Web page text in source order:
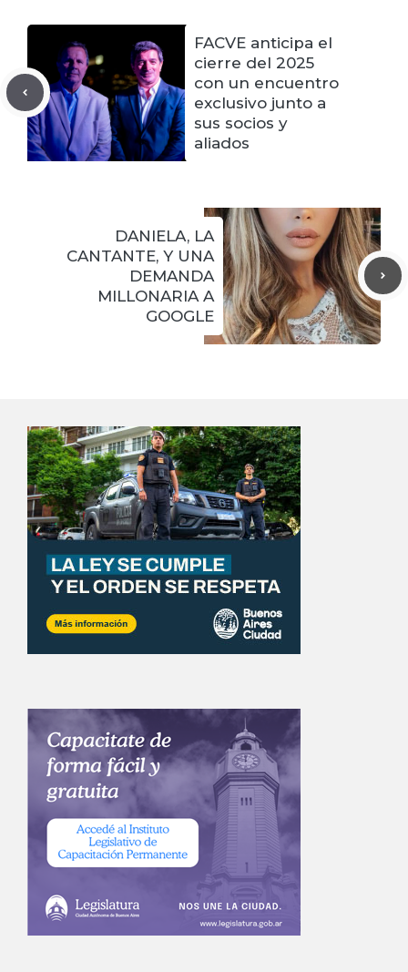
FACVE anticipa el
cierre del 2025
con un encuentro
exclusivo junto a
sus socios y
aliados
DANIELA, LA
CANTANTE, Y UNA
DEMANDA
MILLONARIA A
GOOGLE